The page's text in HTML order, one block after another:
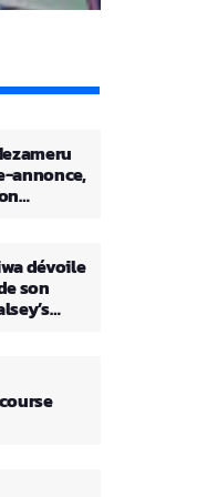
annonce,
dévoile
son